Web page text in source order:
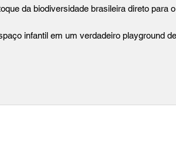
da biodiversidade brasileira direto para
infantil em um verdadeiro playground de